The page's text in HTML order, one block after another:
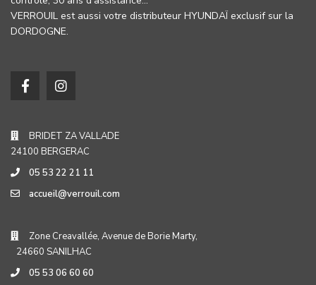
VERROUIL est aussi votre distributeur HYUNDAÏ exclusif sur la
DORDOGNE.
BRIDET ZA VALLADE
24100 BERGERAC
05 53 22 21 11
accueil@verrouil.com
Zone Creavallée, Avenue de Borie Marty,
24660 SANILHAC
05 53 06 60 60